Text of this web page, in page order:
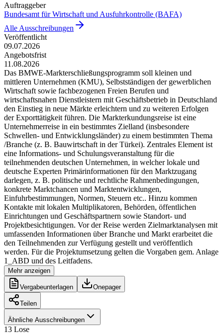
Auftraggeber
Bundesamt für Wirtschaft und Ausfuhrkontrolle (BAFA)
Alle Ausschreibungen
Veröffentlicht
09.07.2026
Angebotsfrist
11.08.2026
Das BMWE-Markterschließungsprogramm soll kleinen und
mittleren Unternehmen (KMU), Selbstständigen der gewerblichen
Wirtschaft sowie fachbezogenen Freien Berufen und
wirtschaftsnahen Dienstleistern mit Geschäftsbetrieb in Deutschland
den Einstieg in neue Märkte erleichtern und zu weiteren Erfolgen
der Exporttätigkeit führen. Die Markterkundungsreise ist eine
Unternehmerreise in ein bestimmtes Zielland (insbesondere
Schwellen- und Entwicklungsländer) zu einem bestimmten Thema
/Branche (z. B. Bauwirtschaft in der Türkei). Zentrales Element ist
eine Informations- und Schulungsveranstaltung für die
teilnehmenden deutschen Unternehmen, in welcher lokale und
deutsche Experten Primärinformationen für den Marktzugang
darlegen, z. B. politische und rechtliche Rahmenbedingungen,
konkrete Marktchancen und Marktentwicklungen,
Einfuhrbestimmungen, Normen, Steuern etc.. Hinzu kommen
Kontakte mit lokalen Multiplikatoren, Behörden, öffentlichen
Einrichtungen und Geschäftspartnern sowie Standort- und
Projektbesichtigungen. Vor der Reise werden Zielmarktanalysen mit
umfassenden Informationen über Branche und Markt erarbeitet die
den Teilnehmenden zur Verfügung gestellt und veröffentlich
werden. Für die Projektumsetzung gelten die Vorgaben gem. Anlage
1_ABD und des Leitfadens.
Mehr anzeigen
Vergabeunterlagen Onepager
Teilen
Ähnliche Ausschreibungen
13 Lose